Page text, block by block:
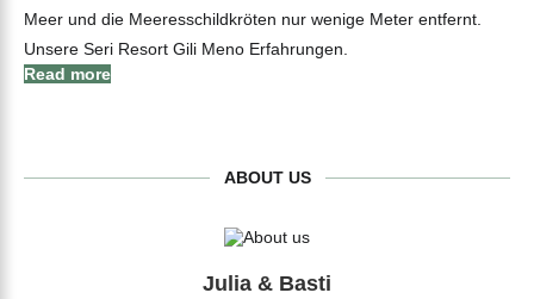
Meer und die Meeresschildkröten nur wenige Meter entfernt.
Unsere Seri Resort Gili Meno Erfahrungen.
Read more
ABOUT US
Julia & Basti